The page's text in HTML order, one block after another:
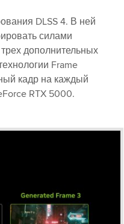
DLSS 4. В ней
силами
дополнительных
Frame
кадр на каждый
RTX 5000.